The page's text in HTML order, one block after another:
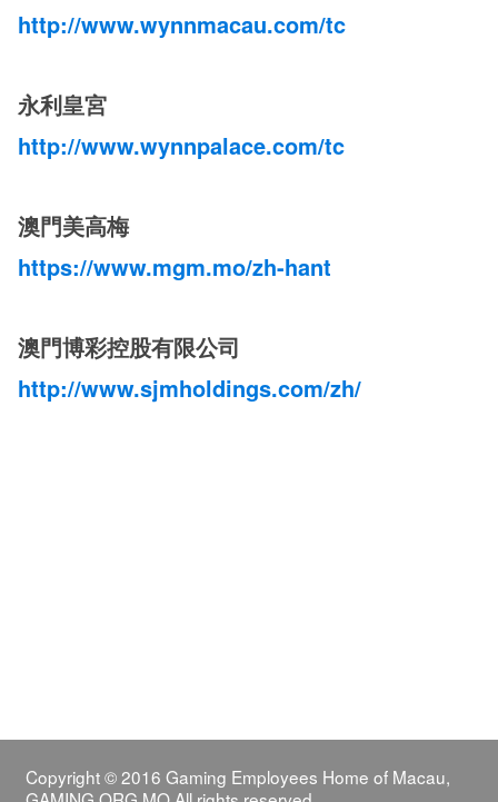
http://www.wynnmacau.com/tc
永利皇宮
http://www.wynnpalace.com/tc
澳門美高梅
https://www.mgm.mo/zh-hant
澳門博彩控股有限公司
http://www.sjmholdings.com/zh/
Copyright © 2016 Gaming Employees Home of Macau,